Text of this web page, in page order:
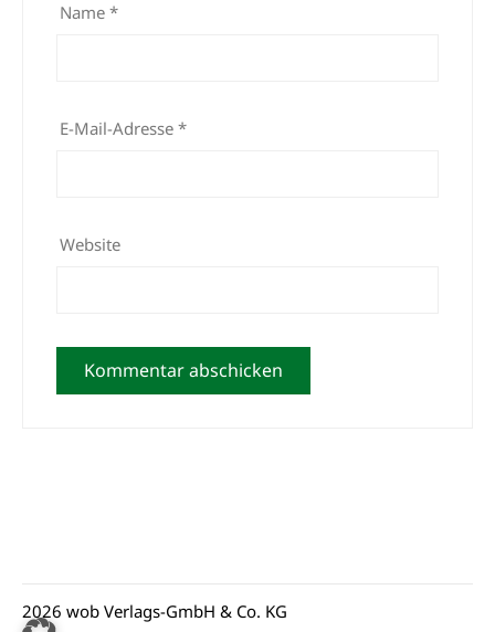
Name *
E-Mail-Adresse *
Website
2026 wob Verlags-GmbH & Co. KG